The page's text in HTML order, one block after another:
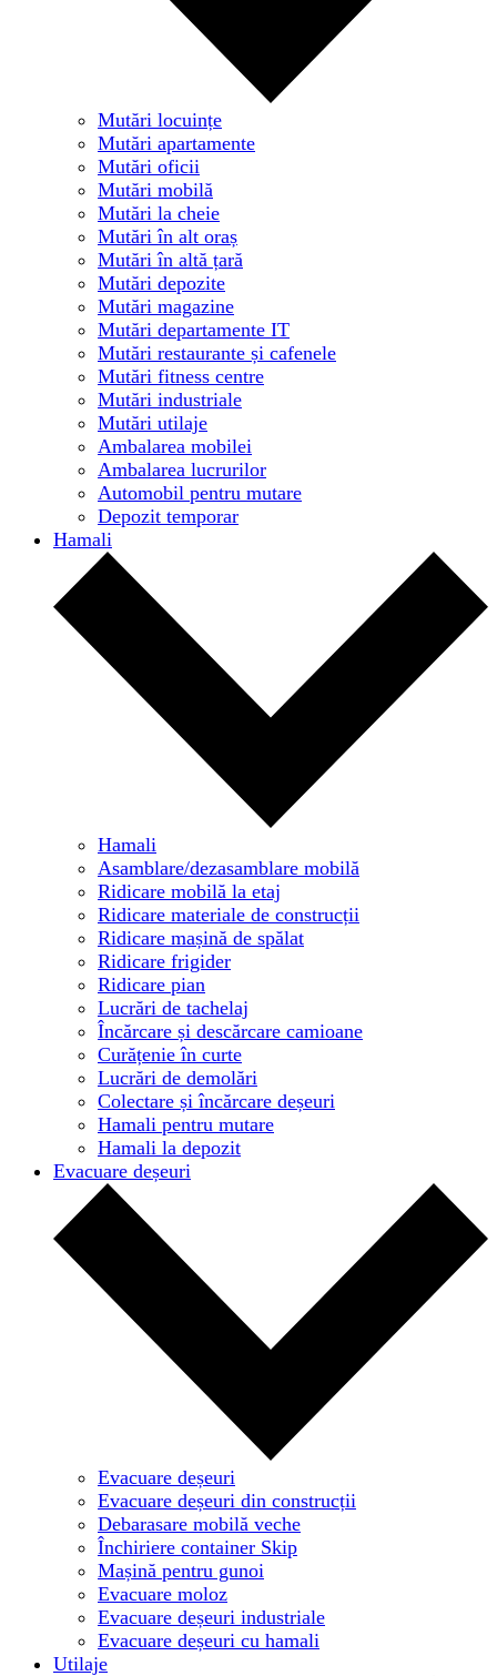
Mutări locuințe
Mutări apartamente
Mutări oficii
Mutări mobilă
Mutări la cheie
Mutări în alt oraș
Mutări în altă țară
Mutări depozite
Mutări magazine
Mutări departamente IT
Mutări restaurante și cafenele
Mutări fitness centre
Mutări industriale
Mutări utilaje
Ambalarea mobilei
Ambalarea lucrurilor
Automobil pentru mutare
Depozit temporar
Hamali
Hamali
Asamblare/dezasamblare mobilă
Ridicare mobilă la etaj
Ridicare materiale de construcții
Ridicare mașină de spălat
Ridicare frigider
Ridicare pian
Lucrări de tachelaj
Încărcare și descărcare camioane
Curățenie în curte
Lucrări de demolări
Colectare și încărcare deșeuri
Hamali pentru mutare
Hamali la depozit
Evacuare deșeuri
Evacuare deșeuri
Evacuare deșeuri din construcții
Debarasare mobilă veche
Închiriere container Skip
Mașină pentru gunoi
Evacuare moloz
Evacuare deșeuri industriale
Evacuare deșeuri cu hamali
Utilaje